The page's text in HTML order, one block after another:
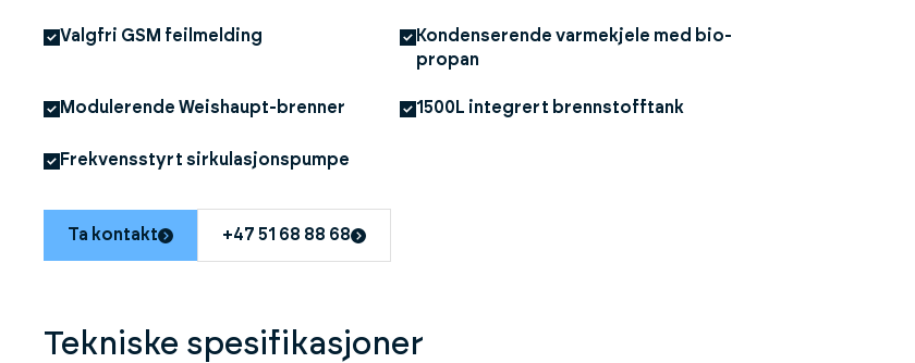
Valgfri GSM feilmelding
Kondenserende varmekjele med bio-
propan
Modulerende Weishaupt-brenner 1500L integrert brennstofftank
Frekvensstyrt sirkulasjonspumpe
Ta kontakt +47 51 68 88 68
Tekniske spesifikasjoner